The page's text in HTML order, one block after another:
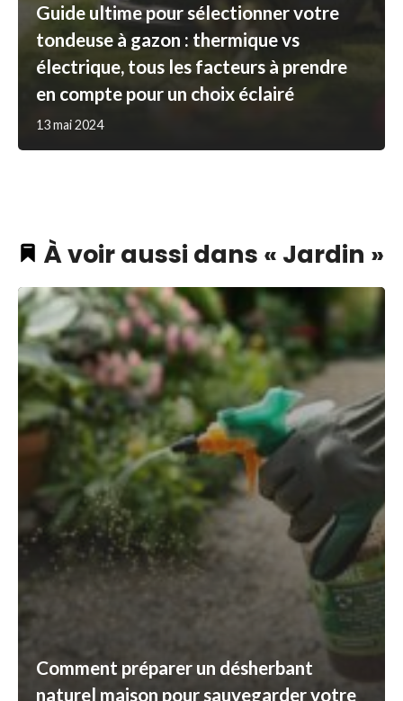
Guide ultime pour sélectionner votre
tondeuse à gazon : thermique vs
électrique, tous les facteurs à prendre
en compte pour un choix éclairé
13 mai 2024
À voir aussi dans « Jardin »
Comment préparer un désherbant
naturel maison pour sauvegarder votre